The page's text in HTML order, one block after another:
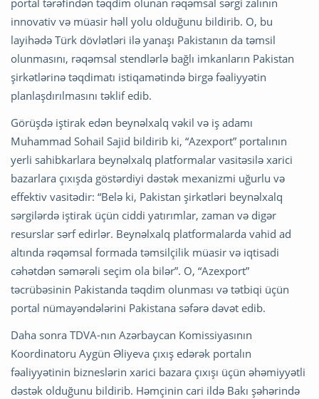
portal tərəfindən təqdim olunan rəqəmsal sərgi zalının
innovativ və müasir həll yolu olduğunu bildirib. O, bu
layihədə Türk dövlətləri ilə yanaşı Pakistanın da təmsil
olunmasını, rəqəmsal stendlərlə bağlı imkanların Pakistan
şirkətlərinə təqdimatı istiqamətində birgə fəaliyyətin
planlaşdırılmasını təklif edib.
Görüşdə iştirak edən beynəlxalq vəkil və iş adamı
Muhammad Sohail Sajid bildirib ki, “Azexport” portalının
yerli sahibkarlara beynəlxalq platformalar vasitəsilə xarici
bazarlara çıxışda göstərdiyi dəstək mexanizmi uğurlu və
effektiv vasitədir: “Belə ki, Pakistan şirkətləri beynəlxalq
sərgilərdə iştirak üçün ciddi yatırımlar, zaman və digər
resurslar sərf edirlər. Beynəlxalq platformalarda vahid ad
altında rəqəmsal formada təmsilçilik müasir və iqtisadi
cəhətdən səmərəli seçim ola bilər”. O, “Azexport”
təcrübəsinin Pakistanda təqdim olunması və tətbiqi üçün
portal nümayəndələrini Pakistana səfərə dəvət edib.
Daha sonra TDVA-nın Azərbaycan Komissiyasının
Koordinatoru Aygün Əliyeva çıxış edərək portalın
fəaliyyətinin bizneslərin xarici bazara çıxışı üçün əhəmiyyətli
dəstək olduğunu bildirib. Həmçinin cari ildə Bakı şəhərində